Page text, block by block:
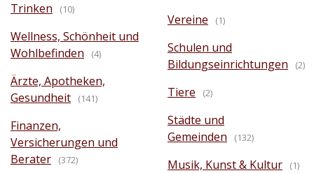
Trinken
(10)
Wellness, Schönheit und
Wohlbefinden
(4)
Ärzte, Apotheken,
Gesundheit
(141)
Finanzen,
Versicherungen und
Berater
(372)
Vereine (1)
Schulen und
Bildungseinrichtungen
(2)
Tiere (2)
Städte und
Gemeinden
(132)
Musik, Kunst & Kultur (1)